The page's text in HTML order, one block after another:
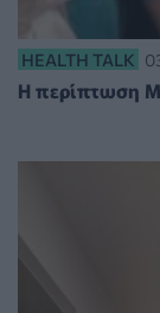
HEALTH TALK
Η περίπτωση